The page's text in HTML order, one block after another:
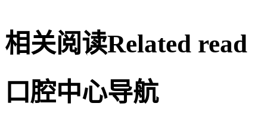
相关阅读Related read
口腔中心导航